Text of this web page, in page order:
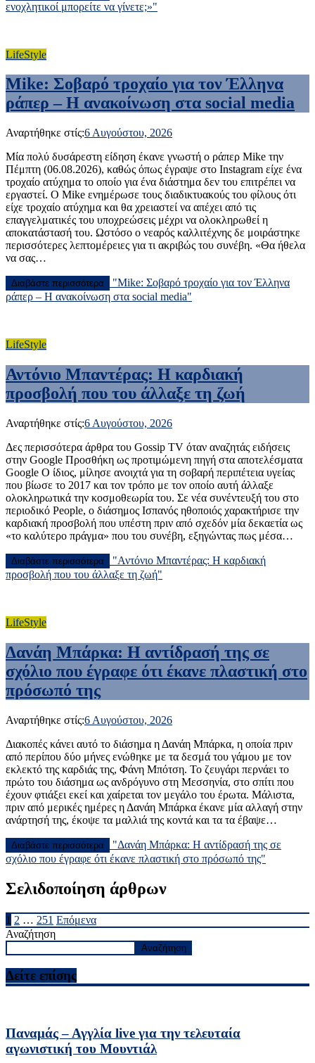
ενοχλητικοί μπορείτε να γίνετε;»"
LifeStyle
Mike: Σοβαρό τροχαίο για τον Έλληνα
ράπερ – Η ανακοίνωση στα social media
Αναρτήθηκε στίς:6 Αυγούστου, 2026
Μία πολύ δυσάρεστη είδηση έκανε γνωστή ο ράπερ Mike την
Πέμπτη (06.08.2026), καθώς όπως έγραψε στο Instagram είχε ένα
τροχαίο ατύχημα το οποίο για ένα διάστημα δεν του επιτρέπει να
εργαστεί. Ο Mike ενημέρωσε τους διαδικτυακούς του φίλους ότι
είχε τροχαίο ατύχημα και θα χρειαστεί να απέχει από τις
επαγγελματικές του υποχρεώσεις μέχρι να ολοκληρωθεί η
αποκατάστασή του. Ωστόσο ο νεαρός καλλιτέχνης δε μοιράστηκε
περισσότερες λεπτομέρειες για τι ακριβώς του συνέβη. «Θα ήθελα
να σας…
Διαβάστε περισσότερα
"Mike: Σοβαρό τροχαίο για τον Έλληνα
ράπερ – Η ανακοίνωση στα social media"
LifeStyle
Αντόνιο Μπαντέρας: Η καρδιακή
προσβολή που του άλλαξε τη ζωή
Αναρτήθηκε στίς:6 Αυγούστου, 2026
Δες περισσότερα άρθρα του Gossip TV όταν αναζητάς ειδήσεις
στην Google Προσθήκη ως προτιμώμενη πηγή στα αποτελέσματα
Google Ο ίδιος, μίλησε ανοιχτά για τη σοβαρή περιπέτεια υγείας
που βίωσε το 2017 και τον τρόπο με τον οποίο αυτή άλλαξε
ολοκληρωτικά την κοσμοθεωρία του. Σε νέα συνέντευξή του στο
περιοδικό People, ο διάσημος Ισπανός ηθοποιός χαρακτήρισε την
καρδιακή προσβολή που υπέστη πριν από σχεδόν μία δεκαετία ως
«το καλύτερο πράγμα» που του συνέβη, εξηγώντας πως μέσα…
Διαβάστε περισσότερα
"Αντόνιο Μπαντέρας: Η καρδιακή
προσβολή που του άλλαξε τη ζωή"
LifeStyle
Δανάη Μπάρκα: Η αντίδρασή της σε
σχόλιο που έγραφε ότι έκανε πλαστική στο
πρόσωπό της
Αναρτήθηκε στίς:6 Αυγούστου, 2026
Διακοπές κάνει αυτό το διάσημα η Δανάη Μπάρκα, η οποία πριν
από περίπου δύο μήνες ενώθηκε με τα δεσμά του γάμου με τον
εκλεκτό της καρδιάς της, Φάνη Μπότση. Το ζευγάρι περνάει το
πρώτο του διάσημα ως ανδρόγυνο στη Μεσσηνία, στο σπίτι που
έχουν φτιάξει εκεί και χαίρεται τον μεγάλο του έρωτα. Μάλιστα,
πριν από μερικές ημέρες η Δανάη Μπάρκα έκανε μία αλλαγή στην
ανάρτησή της, έκοψε τα μαλλιά της κοντά και τα τα έβαψε…
Διαβάστε περισσότερα
"Δανάη Μπάρκα: Η αντίδρασή της σε
σχόλιο που έγραφε ότι έκανε πλαστική στο πρόσωπό της"
Σελιδοποίηση άρθρων
1 2 … 251 Επόμενα
Αναζήτηση
Αναζήτηση
Δείτε επίσης
Παναμάς – Αγγλία live για την τελευταία
αγωνιστική του Μουντιάλ